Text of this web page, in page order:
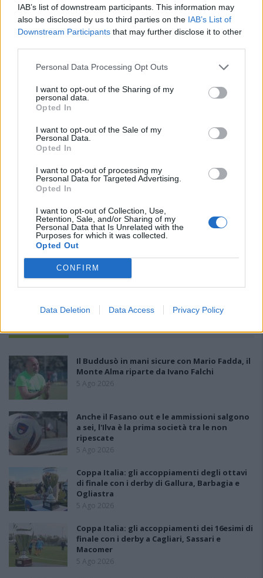
IAB’s list of downstream participants. This information may
also be disclosed by us to third parties on the IAB’s List of
Downstream Participants that may further disclose it to other
Personal Data Processing Opt Outs
I want to opt-out of the Sharing of my
personal data.
Opted In
I want to opt-out of the Sale of my
Personal Data.
Opted In
I want to opt-out of processing my
Personal Data for Targeted Advertising.
Opted In
I want to opt-out of Collection, Use,
Retention, Sale, and/or Sharing of my
Personal Data that Is Unrelated with the
Purposes for which it was collected.
Opted Out
CONFIRM
Data Deletion Data Access Privacy Policy
Il Buddusò in mani sicure con Mario Fadda, il
Monte Alma riparte da Ivano Falchi
5 Ago 2026
Anche il Fasano out e le ammissioni salgono
a sei, l'Ilva è la prima società tra le non
ripescate
5 Ago 2026
Coppa Italia: gli accoppiamenti degli ottavi
di finale con i derby di Gallura, Barbagia e
Ogliastra
5 Ago 2026
Coppa Italia: gli accoppiamenti dei 16esimi di
finale con i derby a Cagliari, Sassari e
Macomer
5 Ago 2026